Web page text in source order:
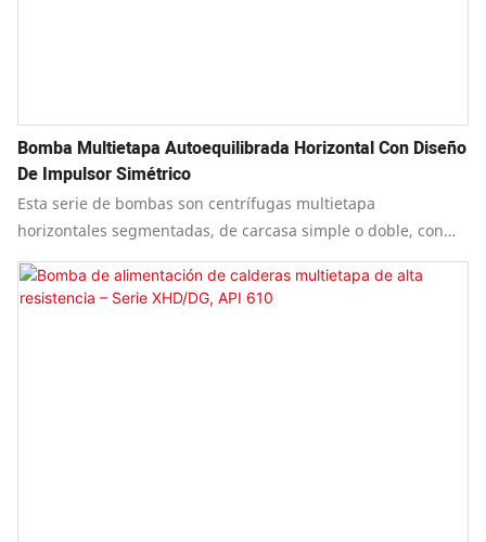
Bomba Multietapa Autoequilibrada Horizontal Con Diseño
De Impulsor Simétrico
Esta serie de bombas son centrífugas multietapa
horizontales segmentadas, de carcasa simple o doble, con
soporte en la línea central horizontal. Los impulsores están
dispuestos en una estructura simétrica adosada.